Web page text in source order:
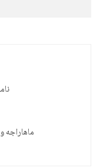
ماهاراجه